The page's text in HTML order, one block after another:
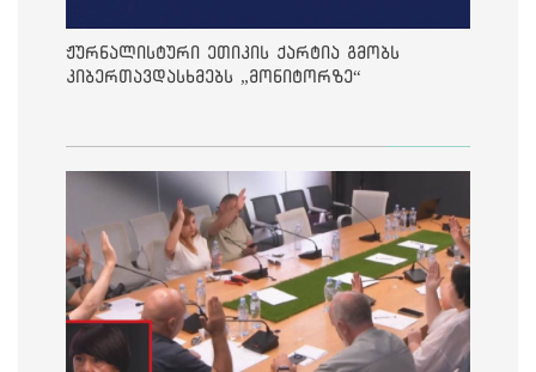
ჟურნალისტური ეთიკის ქარტია გმობს
კიბერთავდასხმებს „მონიტორზე“